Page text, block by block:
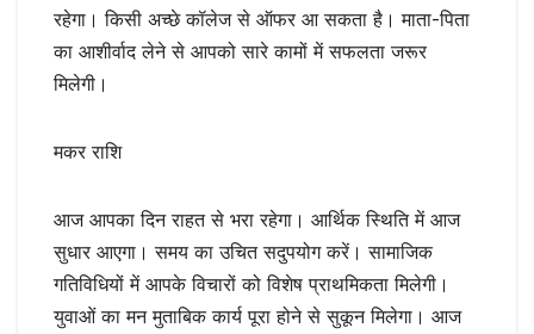
रहेगा। किसी अच्छे कॉलेज से ऑफर आ सकता है। माता-पिता
का आशीर्वाद लेने से आपको सारे कामों में सफलता जरूर
मिलेगी।
मकर राशि
आज आपका दिन राहत से भरा रहेगा। आर्थिक स्थिति में आज
सुधार आएगा। समय का उचित सदुपयोग करें। सामाजिक
गतिविधियों में आपके विचारों को विशेष प्राथमिकता मिलेगी।
युवाओं का मन मुताबिक कार्य पूरा होने से सुकून मिलेगा। आज